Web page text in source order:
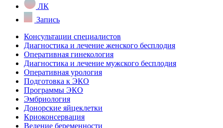
ЛК
Запись
Консультации специалистов
Диагностика и лечение женского бесплодия
Оперативная гинекология
Диагностика и лечение мужского бесплодия
Оперативная урология
Подготовка к ЭКО
Программы ЭКО
Эмбриология
Донорские яйцеклетки
Криоконсервация
Ведение беременности